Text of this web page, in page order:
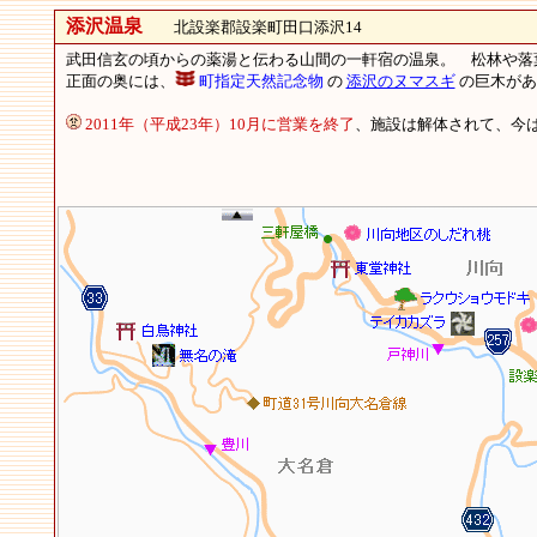
添沢温泉北設楽郡設楽町田口添沢14
武田信玄の頃からの薬湯と伝わる山間の一軒宿の温泉。 松林や
正面の奥には、
町指定天然記念物 の 添沢のヌマスギの巨木が
2011年（平成23年）10月に営業を終了 、施設は解体されて